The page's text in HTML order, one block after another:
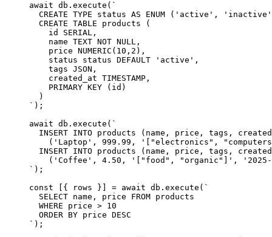
await db . execute ( `
CREATE TYPE status AS ENUM ('active',
CREATE TABLE products (
id SERIAL,
name TEXT NOT NULL,
price NUMERIC(10,2),
status status DEFAULT 'active',
tags JSON,
created_at TIMESTAMP,
PRIMARY KEY (id)
)
` );
await db . execute ( `
INSERT INTO products (name, price, tags,
('Laptop', 999.99, '["electronics",
INSERT INTO products (name, price, tags,
('Coffee', 4.50, '["food", "organic"]', '2025-
` );
const [{
rows }] = await db . execute ( `
SELECT name, price FROM products
WHERE price > 10
ORDER BY price DESC
` );